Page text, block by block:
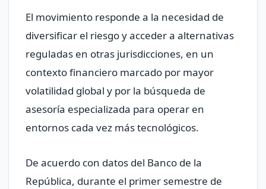
El movimiento responde a la necesidad de
diversificar el riesgo y acceder a alternativas
reguladas en otras jurisdicciones, en un
contexto financiero marcado por mayor
volatilidad global y por la búsqueda de
asesoría especializada para operar en
entornos cada vez más tecnológicos.
De acuerdo con datos del Banco de la
República, durante el primer semestre de